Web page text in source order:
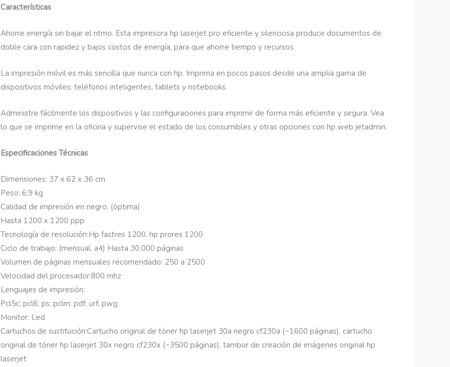
Características
Ahorre energía sin bajar el ritmo. Esta impresora hp laserjet pro eficiente y silenciosa produce documentos de
doble cara con rapidez y bajos costos de energía, para que ahorre tiempo y recursos.
La impresión móvil es más sencilla que nunca con hp. Imprima en pocos pasos desde una amplia gama de
dispositivos móviles: teléfonos inteligentes, tablets y notebooks.
Administre fácilmente los dispositivos y las configuraciones para imprimir de forma más eficiente y segura. Vea
lo que se imprime en la oficina y supervise el estado de los consumibles y otras opciones con hp web jetadmin.
Especificaciones Técnicas
Dimensiones: 37 x 62 x 36 cm
Peso: 6,9 kg
Calidad de impresión en negro: (óptima)
Hasta 1200 x 1200 ppp
Tecnología de resolución:Hp fastres 1200, hp prores 1200
Ciclo de trabajo: (mensual, a4) Hasta 30.000 páginas
Volumen de páginas mensuales recomendado: 250 a 2500
Velocidad del procesador:800 mhz
Lenguajes de impresión:
Pcl5c; pcl6; ps; pclm; pdf; urf; pwg
Monitor: Led
Cartuchos de sustitución:Cartucho original de tóner hp laserjet 30a negro cf230a (~1600 páginas), cartucho
original de tóner hp laserjet 30x negro cf230x (~3500 páginas), tambor de creación de imágenes original hp
laserjet